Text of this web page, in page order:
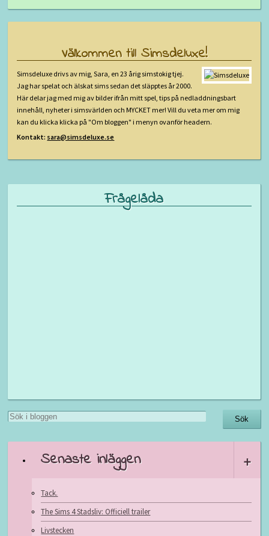
Välkommen till Simsdeluxe!
Simsdeluxe drivs av mig, Sara, en 23 årig simstokig tjej.
Jag har spelat och älskat sims sedan det släpptes år 2000.
Här delar jag med mig av bilder ifrån mitt spel, tips på nedladdningsbart
innehåll, nyheter i simsvärlden och MYCKET mer! Vill du veta mer om mig
kan du klicka klicka på "Om bloggen" i menyn ovanför headern.
Kontakt: sara@simsdeluxe.se
Frågelåda
Senaste inläggen +
Tack.
The Sims 4 Stadsliv: Officiell trailer
Livstecken